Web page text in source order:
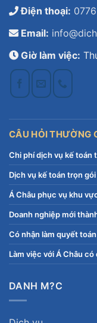
Điện thoại:
Email:
Giờ làm việc:
CÂU HỎI THƯỜNG
Chi phí dịch vụ kế toán
Dịch vụ kế toán trọn
Á Châu phục vụ khu
Doanh nghiệp mới
Có nhận làm quyết
Làm việc với Á Châu
DANH M?C